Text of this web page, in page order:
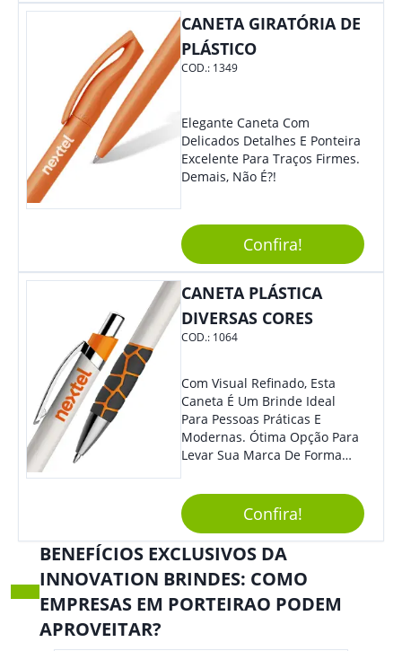
Colaboradores E Parceiros De
Sua Empresa.
CANETA GIRATÓRIA DE
PLÁSTICO
COD.: 1349
Elegante Caneta Com
Delicados Detalhes E Ponteira
Excelente Para Traços Firmes.
Demais, Não É?!
Confira!
CANETA PLÁSTICA
DIVERSAS CORES
COD.: 1064
Com Visual Refinado, Esta
Caneta É Um Brinde Ideal
Para Pessoas Práticas E
Modernas. Ótima Opção Para
Levar Sua Marca De Forma
Sua Empresa Em Eventos,
Reuniões Corporativas Ou Até
Mesmo Para Presentear
Colaboradores E Parceiros De
Sua Empresa.
Confira!
BENEFÍCIOS EXCLUSIVOS DA
INNOVATION BRINDES: COMO
EMPRESAS EM PORTEIRAO PODEM
APROVEITAR?